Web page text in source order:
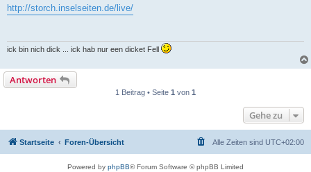
i
t
http://storch.inselseiten.de/live/
ick bin nich dick ... ick hab nur een dicket Fell
Antworten
1 Beitrag • Seite 1 von 1
Gehe zu
Startseite Foren-Übersicht Alle Zeiten sind UTC+02:00
Powered by phpBB® Forum Software © phpBB Limited